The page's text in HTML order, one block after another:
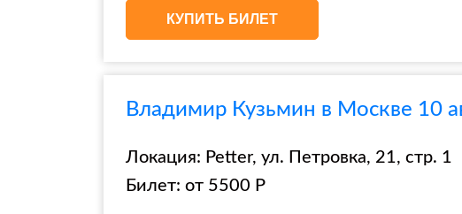
КУПИТЬ БИЛЕТ
Владимир Кузьмин в Москве 10
Локация: Petter, ул. Петровка, 21, стр. 1
Билет: от 5500 Р